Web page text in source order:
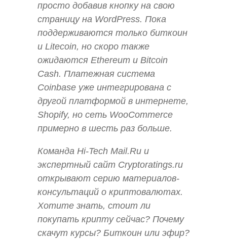
просто добавив кнопку на свою
страницу на WordPress. Пока
поддерживаются только биткоин
и Litecoin, но скоро также
ожидаются Ethereum и Bitcoin
Cash. Платежная система
Coinbase уже интегрирована с
другой платформой в интернете,
Shopify, но сеть WooCommerce
примерно в шесть раз больше.
Команда Hi-Tech Mail.Ru и
экспертный сайт Cryptoratings.ru
открывают серию материалов-
консультаций о криптовалютах.
Хотите знать, стоит ли
покупать крипту сейчас? Почему
скачут курсы? Биткоин или эфир?